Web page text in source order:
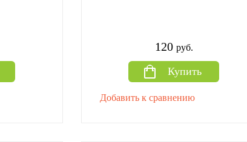
120 руб.
Купить
Добавить к сравнению